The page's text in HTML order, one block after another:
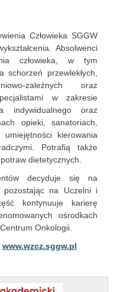
Człowieka SGGW
Absolwenci
człowieka, w tym
schorzeń przewlekłych,
zależnych oraz
w zakresie
indywidualnego oraz
opieki, sanatoriach,
umiejętności kierowania
Potrafią także
dietetycznych.
decyduje się na
pozostając na Uczelni i
kontynuuje karierę
ośrodkach
Onkologii.
www.wzcz.sggw.pl